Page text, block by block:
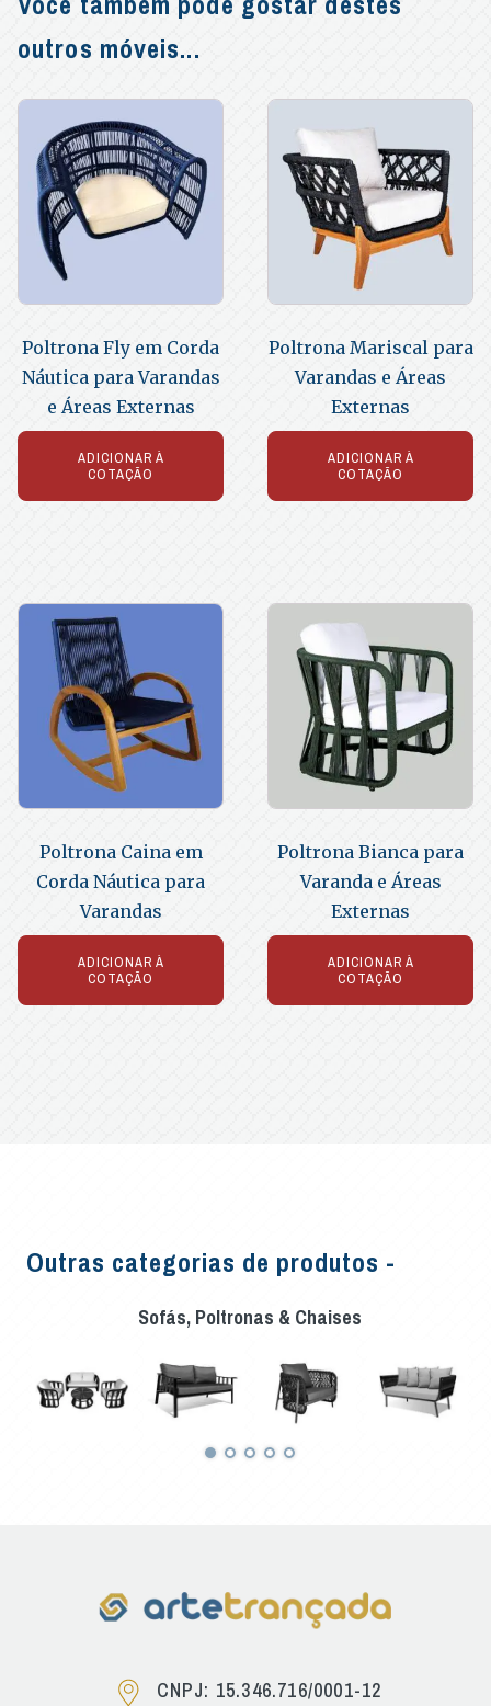
outros móveis...
Poltrona Fly em Corda
Náutica para Varandas
e Áreas Externas
ADICIONAR À
COTAÇÃO
Poltrona Mariscal para
Varandas e Áreas
Externas
ADICIONAR À
COTAÇÃO
Poltrona Caina em
Corda Náutica para
Varandas
ADICIONAR À
COTAÇÃO
Poltrona Bianca para
Varanda e Áreas
Externas
ADICIONAR À
COTAÇÃO
Outras categorias de produtos -
Sofás, Poltronas & Chaises
CNPJ: 15.346.716/0001-12